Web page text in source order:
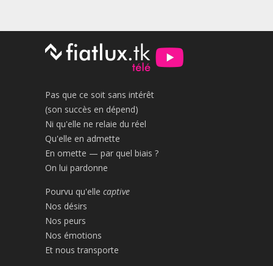
Pas que ce soit sans intérêt
(son succès en dépend)
Ni qu'elle ne relaie du réel
Qu'elle en admette
En omette — par quel biais ?
On lui pardonne
Pourvu qu'elle captive
Nos désirs
Nos peurs
Nos émotions
Et nous transporte